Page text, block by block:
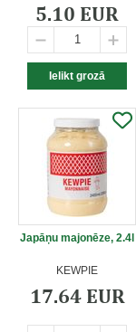
5.10 EUR
Japāņu majonēze, 2.4l
KEWPIE
17.64 EUR